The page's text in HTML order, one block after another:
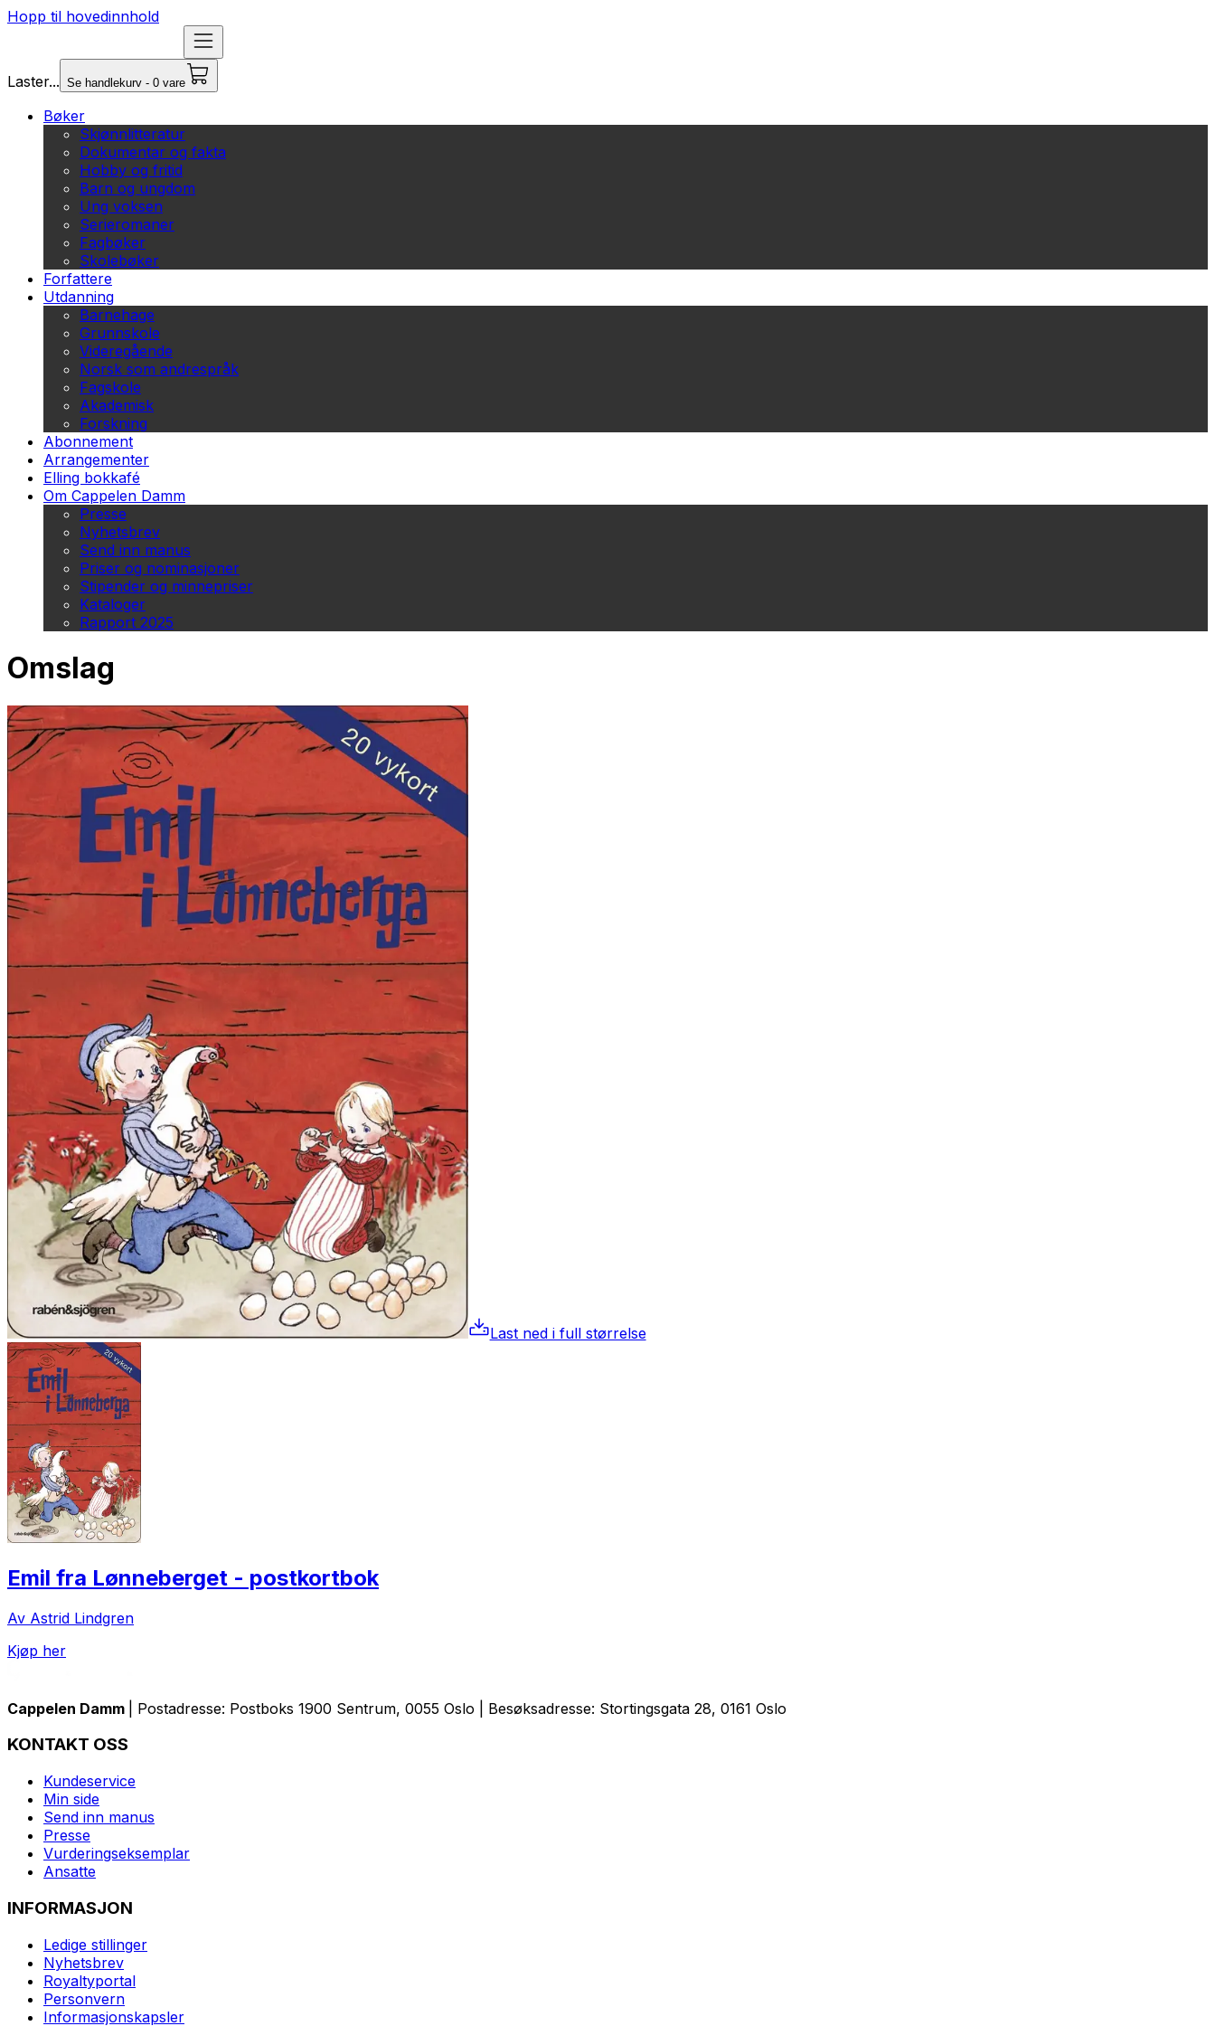
Hopp til hovedinnhold
Laster... Se handlekurv - 0 vare
Bøker
Skjønnlitteratur
Dokumentar og fakta
Hobby og fritid
Barn og ungdom
Ung voksen
Serieromaner
Fagbøker
Skolebøker
Forfattere
Utdanning
Barnehage
Grunnskole
Videregående
Norsk som andrespråk
Fagskole
Akademisk
Forskning
Abonnement
Arrangementer
Elling bokkafé
Om Cappelen Damm
Presse
Nyhetsbrev
Send inn manus
Priser og nominasjoner
Stipender og minnepriser
Kataloger
Rapport 2025
Omslag
Last ned i full størrelse
Emil fra Lønneberget - postkortbok
Av Astrid Lindgren
Kjøp her
Cappelen Damm | Postadresse: Postboks 1900 Sentrum, 0055 Oslo | Besøksadresse: Stortingsgata 28, 0161 Oslo
KONTAKT OSS
Kundeservice
Min side
Send inn manus
Presse
Vurderingseksemplar
Ansatte
INFORMASJON
Ledige stillinger
Nyhetsbrev
Royaltyportal
Personvern
Informasjonskapsler